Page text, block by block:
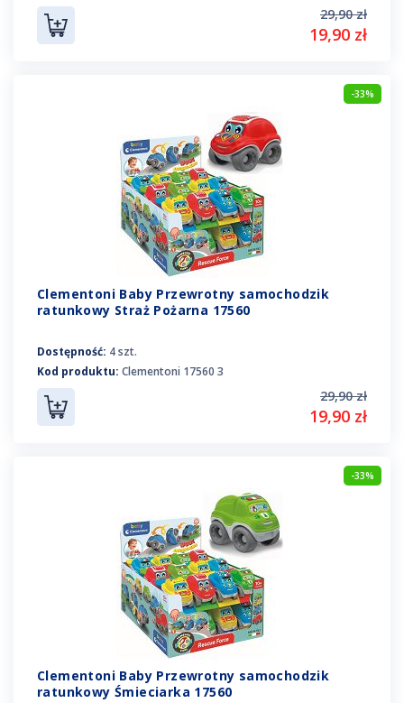
29,90 zł
19,90 zł
-33%
Clementoni Baby Przewrotny samochodzik
ratunkowy Straż Pożarna 17560
Dostępność: 4 szt.
Kod produktu: Clementoni 17560 3
29,90 zł
19,90 zł
-33%
Clementoni Baby Przewrotny samochodzik
ratunkowy Śmieciarka 17560